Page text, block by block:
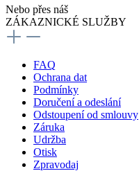
Nebo přes náš
ZÁKAZNICKÉ SLUŽBY
FAQ
Ochrana dat
Podmínky
Doručení a odeslání
Odstoupení od smlouvy
Záruka
Udržba
Otisk
Zpravodaj